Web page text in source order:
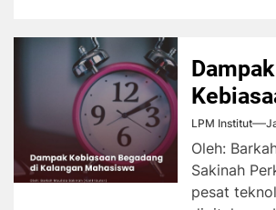
Dampak
LPM Institut
Oleh:
Sakinah
pesat